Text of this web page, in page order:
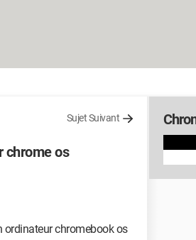
Sujet Suivant
chrome os
chromebook os